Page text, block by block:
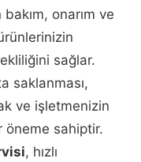
onarım ve
sağlar.
saklanması,
ve işletmenizin
öneme sahiptir.
, hızlı